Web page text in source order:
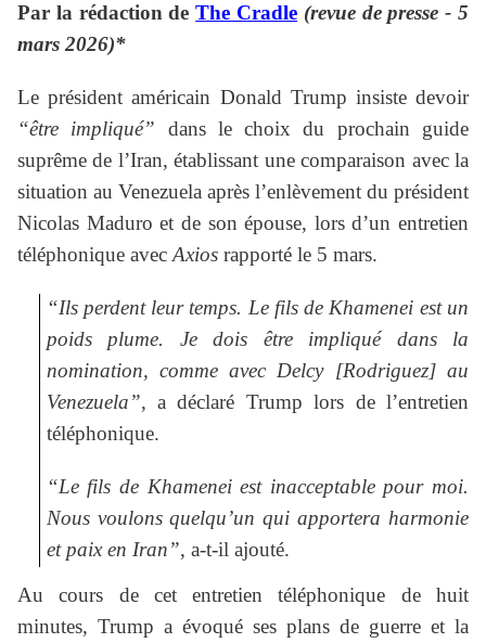
Par la rédaction deThe Cradle (revue de presse - 5
mars 2026)*
Le président américain Donald Trump insiste devoir
“être impliqué” dans le choix du prochain guide
suprême de l’Iran, établissant une comparaison avec la
situation au Venezuela après l’enlèvement du président
Nicolas Maduro et de son épouse, lors d’un entretien
téléphonique avec Axios rapporté le 5 mars.
“Ils perdent leur temps. Le fils de Khamenei est un
poids plume. Je dois être impliqué dans la
nomination, comme avec Delcy [Rodriguez] au
Venezuela”, a déclaré Trump lors de l’entretien
téléphonique.
“Le fils de Khamenei est inacceptable pour moi.
Nous voulons quelqu’un qui apportera harmonie
et paix en Iran”, a-t-il ajouté.
Au cours de cet entretien téléphonique de huit
minutes, Trump a évoqué ses plans de guerre et la